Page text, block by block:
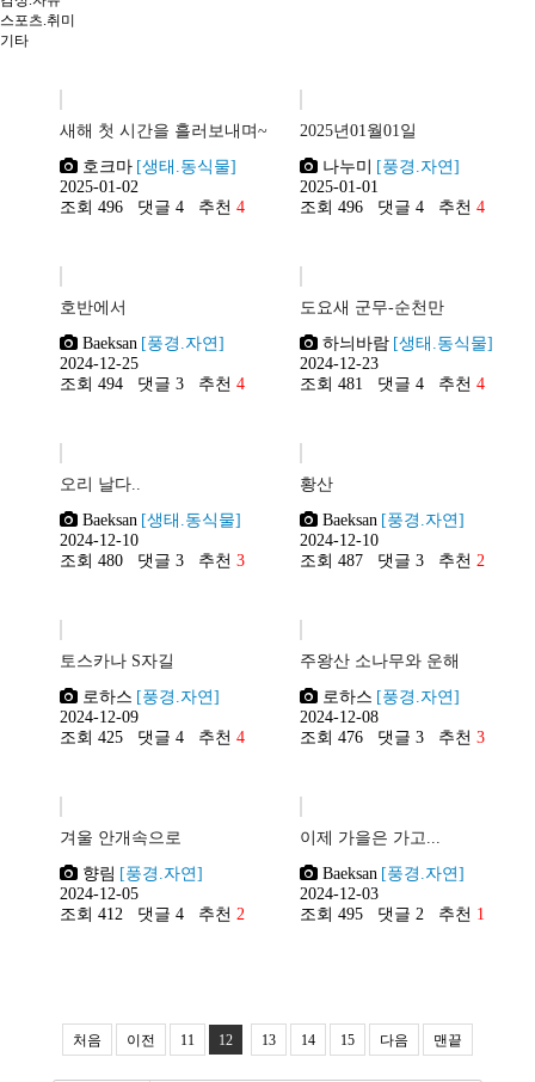
여행/문화
기타
스포츠.취미
기타
새해 첫 시간을 흘러보내며~
호크마 [생태.동식물]
2025-01-02
조회 496
댓글 4추천 4
2025년01월01일
나누미
[풍경.자연]
2025-01-01
조회 496
댓글 4추천 4
호반에서
Baeksan [풍경.자연]
2024-12-25
조회 494
댓글 3추천 4
도요새 군무-순천만
하늬바람 [생태.동식물]
2024-12-23
조회 481
댓글 4추천 4
오리 날다..
Baeksan [생태.동식물]
2024-12-10
조회 480
댓글 3추천 3
황산
Baeksan [풍경.자연]
2024-12-10
조회 487
댓글 3추천 2
토스카나 S자길
로하스 [풍경.자연]
2024-12-09
조회 425
댓글 4추천 4
주왕산 소나무와 운해
로하스 [풍경.자연]
2024-12-08
조회 476
댓글 3추천 3
겨울 안개속으로
향림 [풍경.자연]
2024-12-05
조회 412
댓글 4추천 2
이제 가을은 가고...
Baeksan [풍경.자연]
2024-12-03
조회 495
댓글 2추천 1
처음 이전 11 12 13 14 15 다음 맨끝